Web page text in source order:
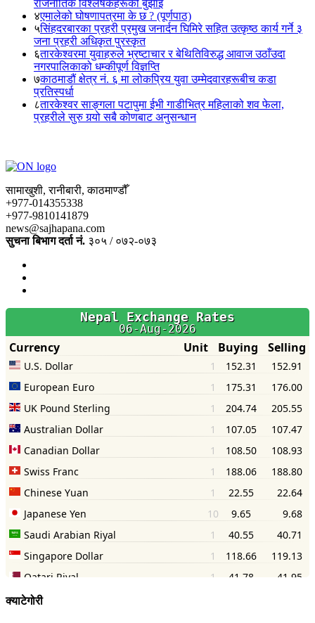
राजनीतिक विश्लेषकहरूको बुझाइ
४एमालेको घोषणापत्रमा के छ ? (पूर्णपाठ)
५सिंहदरबारका प्रहरी प्रमुख जनार्दन घिमिरे सहित उत्कृष्ठ कार्य गर्ने ३
जना प्रहरी अधिकृत पुरस्कृत
६तारकेश्वरमा युवाहरुले भ्रष्टाचार र बेथितिविरुद्ध आवाज उठाँउदा
नगरपालिकाको धम्कीपूर्ण विज्ञप्ति
७काठमाडौं क्षेत्र नं. ६ मा लोकप्रिय युवा उम्मेदवारहरूबीच कडा
प्रतिस्पर्धा
८तारकेश्वर साङ्गला पटापुमा ईभी गाडीभित्र महिलाको शव फेला,
प्रहरीले सुरु गर्‍यो सबै कोणबाट अनुसन्धान
सामाखुशी, रानीबारी, काठमाण्डौँ
+977-014355338
+977-9810141879
news@sajhapana.com
सुचना बिभाग दर्ता नं. ३०५ / ०७२-०७३
क्याटेगोरी